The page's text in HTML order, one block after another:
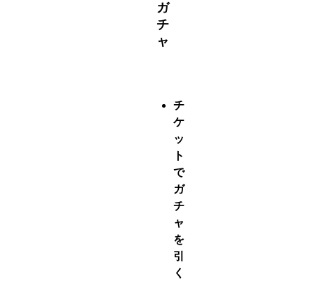
ガ
チ
ャ
チ
ケ
ッ
ト
で
ガ
チ
ャ
を
引
く